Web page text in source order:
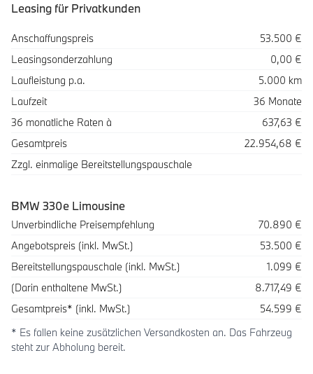
Leasing für Privatkunden
SpezifikationWert
Anschaffungspreis
53.500 €
Leasingsonderzahlung
0,00 €
Laufleistung p.a.
5.000 km
Laufzeit
36 Monate
36 monatliche Raten à
637,63 €
Gesamtpreis
22.954,68 €
Zzgl. einmalige Bereitstellungspauschale
BMW 330e Limousine
Beschreibung Betrag
Unverbindliche Preisempfehlung
70.890 €
Angebotspreis (inkl. MwSt.)
53.500 €
Bereitstellungspauschale (inkl. MwSt.)
1.099 €
(Darin enthaltene MwSt.)
8.717,49 €
Gesamtpreis* (inkl. MwSt.)
54.599 €
* Es fallen keine zusätzlichen Versandkosten an. Das Fahrzeug
steht zur Abholung bereit.